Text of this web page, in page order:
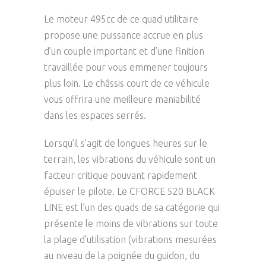
Le moteur 495cc de ce quad utilitaire
propose une puissance accrue en plus
d’un couple important et d’une finition
travaillée pour vous emmener toujours
plus loin. Le châssis court de ce véhicule
vous offrira une meilleure maniabilité
dans les espaces serrés.
Lorsqu’il s’agit de longues heures sur le
terrain, les vibrations du véhicule sont un
facteur critique pouvant rapidement
épuiser le pilote. Le CFORCE 520 BLACK
LINE est l’un des quads de sa catégorie qui
présente le moins de vibrations sur toute
la plage d’utilisation (vibrations mesurées
au niveau de la poignée du guidon, du